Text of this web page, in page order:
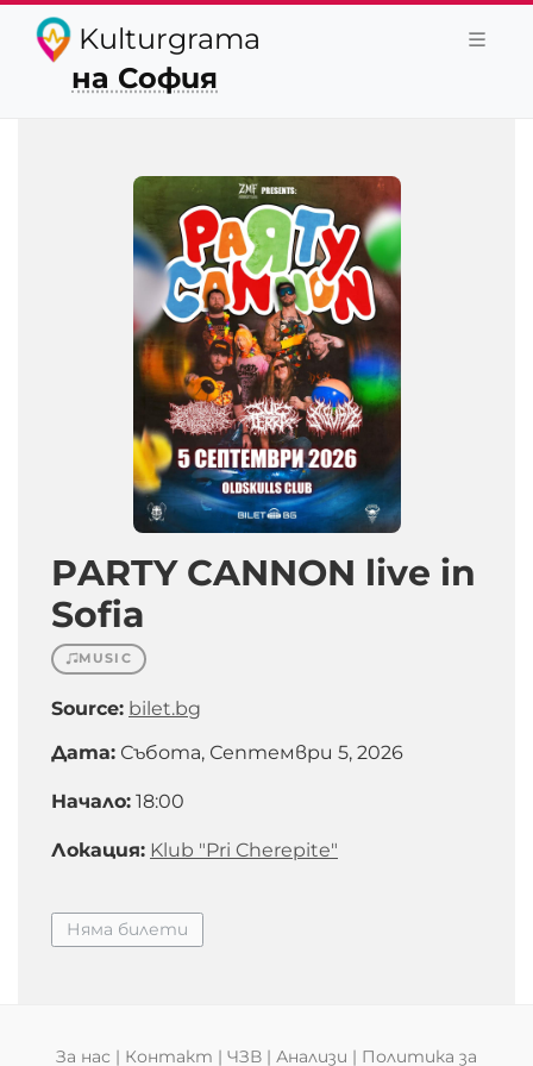
Kulturgrama
на София
PARTY CANNON live in
Sofia
MUSIC
Source: bilet.bg
Дата: Събота, Септември 5, 2026
Начало: 18:00
Локация: Klub "Pri Cherepite"
Няма билети
За нас | Контакт | ЧЗВ | Анализи | Политика за